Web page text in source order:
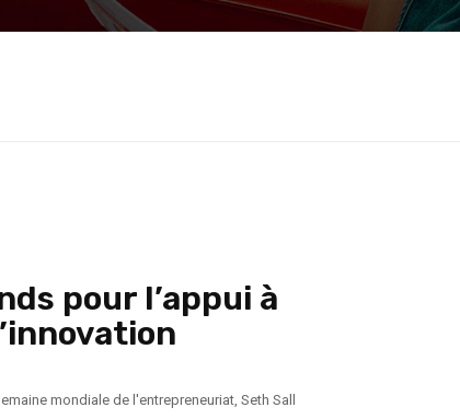
(OPTIC). Le Fonds dédié à l’entrepreneuriat et à
pour l’appui à
mondiale de l'entrepreneuriat, Seth Sall